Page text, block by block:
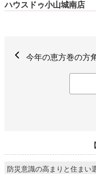
ハウスドゥ小山城南店
今年の恵方巻の方
防災意識の高まりと住まい